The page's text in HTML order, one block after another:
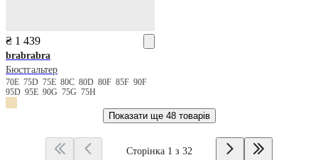
₴ 1 439
brabrabra
Бюстгальтер
70E 75D 75E 80C 80D 80F 85F 90F
95D 95E 90G 75G 75H
Показати ще 48 товарів
Сторінка 1 з 32